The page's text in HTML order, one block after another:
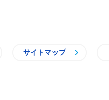
サイトマップ